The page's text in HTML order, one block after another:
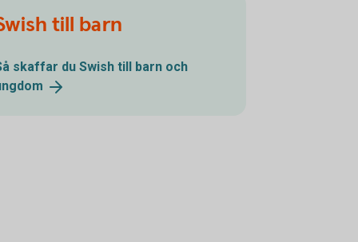
till barn
skaffar du Swish till barn och